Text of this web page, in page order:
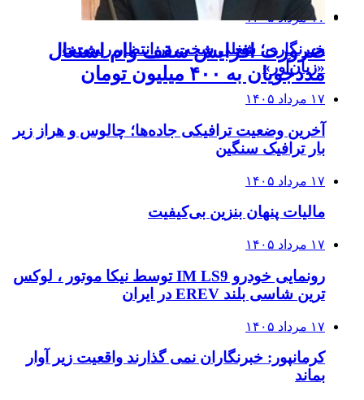
ضرورت افزایش سقف وام اشتغال
مددجویان به ۴۰۰ میلیون تومان
۱۷ مرداد ۱۴۰۵
خبرنگاری؛ شغلی سخت در انتظار رسمیت
«زیان‌آور»
۱۷ مرداد ۱۴۰۵
آخرین وضعیت ترافیکی جاده‌ها؛ چالوس و هراز زیر
بار ترافیک سنگین
۱۷ مرداد ۱۴۰۵
مالیات پنهان بنزین بی‌کیفیت
۱۷ مرداد ۱۴۰۵
رونمایی خودرو IM LS9 توسط نیکا موتور ، لوکس
ترین شاسی بلند EREV در ایران
۱۷ مرداد ۱۴۰۵
کرمانپور: خبرنگاران نمی گذارند واقعیت زیر آوار
بماند